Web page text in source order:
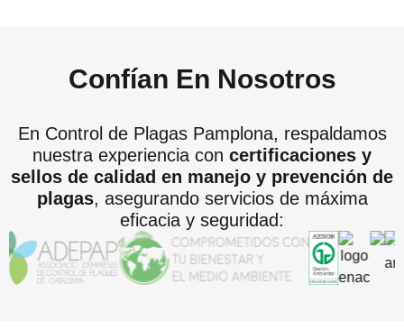
Confían En Nosotros
En Control de Plagas Pamplona, respaldamos
nuestra experiencia con certificaciones y
sellos de calidad en manejo y prevención de
plagas, asegurando servicios de máxima
eficacia y seguridad: